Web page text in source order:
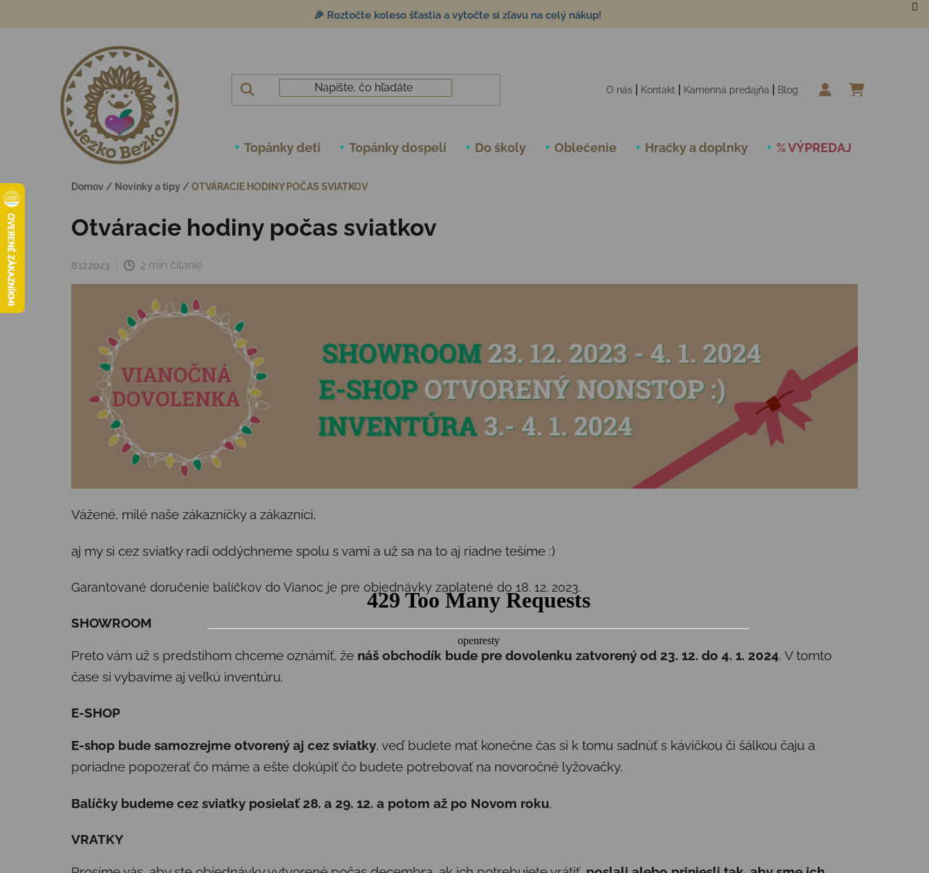
🎉 Roztočte koleso šťastia a vytočte si zľavu na celý nákup!
O nás Kontakt Kamenná predajňa Blog
Topánky deti Topánky dospelí Do školy Oblečenie Hračky a doplnky % VÝPREDAJ
Domov / Novinky a tipy / OTVÁRACIE HODINY POČAS SVIATKOV
Otváracie hodiny počas sviatkov
8.12.2023 2 min čítanie
Vážené, milé naše zákazníčky a zákazníci,
aj my si cez sviatky radi oddýchneme spolu s vami a už sa na to aj riadne tešíme :)
Garantované doručenie balíčkov do Vianoc je pre objednávky zaplatené do 18. 12. 2023.
SHOWROOM
Preto vám už s predstihom chceme oznámiť, že náš obchodík bude pre dovolenku zatvorený od 23. 12. do 4. 1. 2024. V tomto
čase si vybavíme aj veľkú inventúru.
E-SHOP
E-shop bude samozrejme otvorený aj cez sviatky, veď budete mať konečne čas si k tomu sadnúť s kávičkou či šálkou čaju a
poriadne popozerať čo máme a ešte dokúpiť čo budete potrebovať na novoročné lyžovačky.
Balíčky budeme cez sviatky posielať 28. a 29. 12. a potom až po Novom roku.
VRATKY